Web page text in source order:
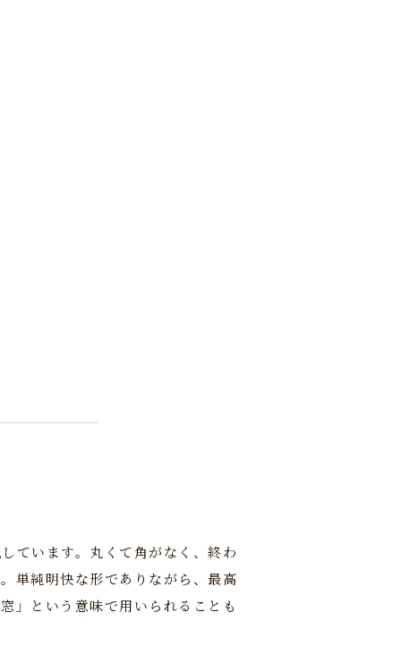
ています。丸くて角がなく、終わ
単純明快な形でありながら、最高
」という意味で用いられることも